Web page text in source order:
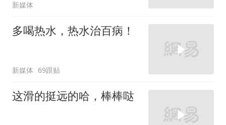
新媒体
多喝热水，热水治百病！
新媒体 69跟贴
这滑的挺远的哈，棒棒哒